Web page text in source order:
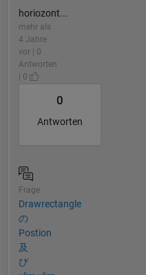
horiozont...
mehr als
4 Jahre
vor | 0
Antworten
| 0
0
Antworten
Frage
Drawrectangle
の
Postion
及
び